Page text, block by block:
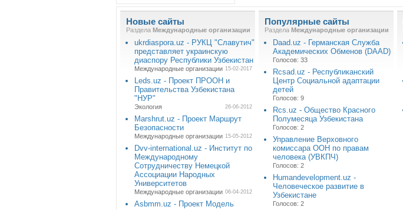
Новые сайты
Раздела Международные организации
ukrdiaspora.uz - РУКЦ "Славутич"
представляет украинскую
диаспору Республики Узбекистан
Международные организации 15-02-2017
Leds.uz - Проект ПРООН и
Правительства Узбекистана
"НУР"
Экология 26-06-2012
Marshrut.uz - Проект Маршрут
Безопасности
Международные организации 15-05-2012
Dvv-international.uz - Институт по
Международному
Сотрудничеству Немецкой
Ассоциации Народных
Университетов
Международные организации 06-04-2012
Asbmm.uz - Проект Модель
Популярные сайты
Раздела Международные организации
Daad.uz - Германская Служба
Академических Обменов (DAAD)
Голосов: 33
Rcsad.uz - Республиканский
Центр Социальной адаптации
детей
Голосов: 9
Rcs.uz - Общество Красного
Полумесяца Узбекистана
Голосов: 2
Управление Верховного
комиссара ООН по правам
человека (УВКПЧ)
Голосов: 2
Humandevelopment.uz -
Человеческое развитие в
Узбекистане
Голосов: 2